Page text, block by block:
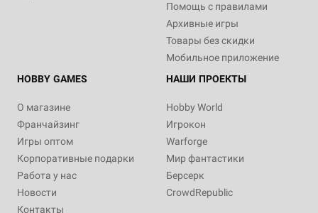
Помощь с правилами
Архивные игры
Товары без скидки
Мобильное приложение
HOBBY GAMES
О магазине
Франчайзинг
Игры оптом
Корпоративные подарки
Работа у нас
Новости
Контакты
НАШИ ПРОЕКТЫ
Hobby World
Игрокон
Warforge
Мир фантастики
Берсерк
CrowdRepublic